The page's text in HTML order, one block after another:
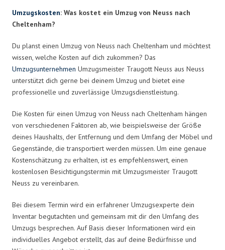
Umzugskosten: Was kostet ein Umzug von Neuss nach
Cheltenham?
Du planst einen Umzug von Neuss nach Cheltenham und möchtest
wissen, welche Kosten auf dich zukommen? Das
Umzugsunternehmen Umzugsmeister Traugott Neuss aus Neuss
unterstützt dich gerne bei deinem Umzug und bietet eine
professionelle und zuverlässige Umzugsdienstleistung.
Die Kosten für einen Umzug von Neuss nach Cheltenham hängen
von verschiedenen Faktoren ab, wie beispielsweise der Größe
deines Haushalts, der Entfernung und dem Umfang der Möbel und
Gegenstände, die transportiert werden müssen. Um eine genaue
Kostenschätzung zu erhalten, ist es empfehlenswert, einen
kostenlosen Besichtigungstermin mit Umzugsmeister Traugott
Neuss zu vereinbaren.
Bei diesem Termin wird ein erfahrener Umzugsexperte dein
Inventar begutachten und gemeinsam mit dir den Umfang des
Umzugs besprechen. Auf Basis dieser Informationen wird ein
individuelles Angebot erstellt, das auf deine Bedürfnisse und